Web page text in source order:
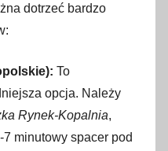
dotrzeć bardzo
To
opcja. Należy
Rynek-Kopalnia,
minutowy spacer pod